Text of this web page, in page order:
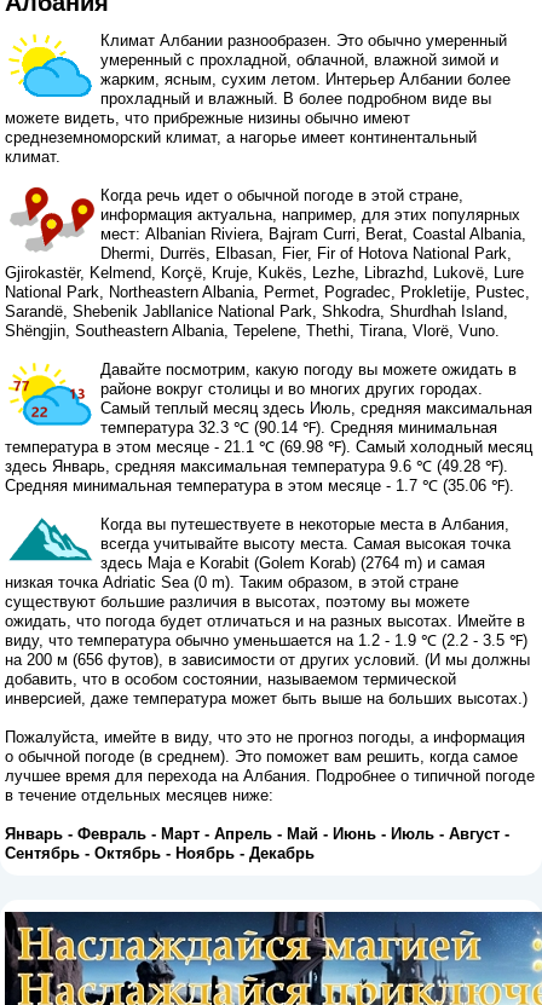
Климат Албании разнообразен. Это обычно умеренный
умеренный с прохладной, облачной, влажной зимой и
жарким, ясным, сухим летом. Интерьер Албании более
прохладный и влажный. В более подробном виде вы
можете видеть, что прибрежные низины обычно имеют
среднеземноморский климат, а нагорье имеет континентальный
климат.
Когда речь идет о обычной погоде в этой стране,
информация актуальна, например, для этих популярных
мест: Albanian Riviera, Bajram Curri, Berat, Coastal Albania,
Dhermi, Durrës, Elbasan, Fier, Fir of Hotova National Park,
Gjirokastër, Kelmend, Korçë, Kruje, Kukës, Lezhe, Librazhd, Lukovë, Lure
National Park, Northeastern Albania, Permet, Pogradec, Prokletije, Pustec,
Sarandë, Shebenik Jabllanice National Park, Shkodra, Shurdhah Island,
Shëngjin, Southeastern Albania, Tepelene, Thethi, Tirana, Vlorë, Vuno.
Давайте посмотрим, какую погоду вы можете ожидать в
районе вокруг столицы и во многих других городах.
Самый теплый месяц здесь Июль, средняя максимальная
температура 32.3 ℃ (90.14 ℉). Средняя минимальная
температура в этом месяце - 21.1 ℃ (69.98 ℉). Самый холодный месяц
здесь Январь, средняя максимальная температура 9.6 ℃ (49.28 ℉).
Средняя минимальная температура в этом месяце - 1.7 ℃ (35.06 ℉).
Когда вы путешествуете в некоторые места в Албания,
всегда учитывайте высоту места. Самая высокая точка
здесь Maja e Korabit (Golem Korab) (2764 m) и самая
низкая точка Adriatic Sea (0 m). Таким образом, в этой стране
существуют большие различия в высотах, поэтому вы можете
ожидать, что погода будет отличаться и на разных высотах. Имейте в
виду, что температура обычно уменьшается на 1.2 - 1.9 ℃ (2.2 - 3.5 ℉)
на 200 м (656 футов), в зависимости от других условий. (И мы должны
добавить, что в особом состоянии, называемом термической
инверсией, даже температура может быть выше на больших высотах.)
Пожалуйста, имейте в виду, что это не прогноз погоды, а информация
о обычной погоде (в среднем). Это поможет вам решить, когда самое
лучшее время для перехода на Албания. Подробнее о типичной погоде
в течение отдельных месяцев ниже:
Январь -Февраль -Март -Апрель -Май -Июнь -Июль -Август -
Сентябрь -Октябрь -Ноябрь -Декабрь